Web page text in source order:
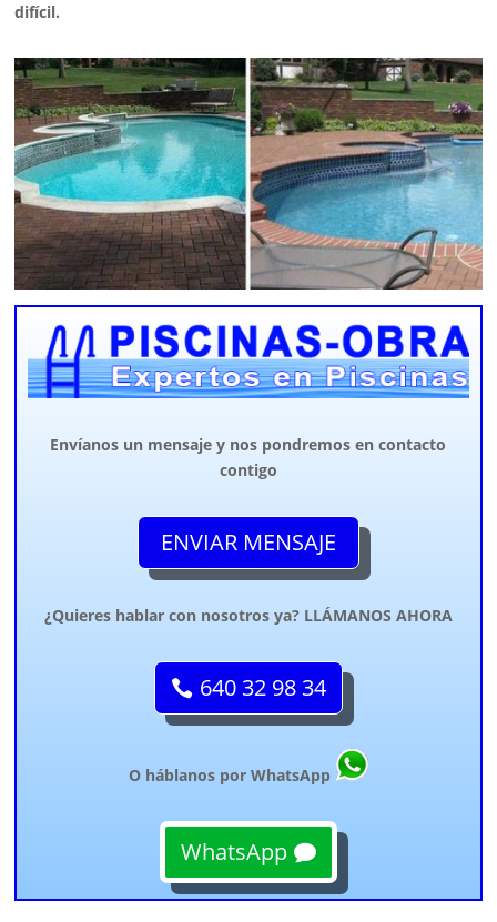
difícil.
Envíanos un mensaje y nos pondremos en contacto
contigo
ENVIAR MENSAJE
¿Quieres hablar con nosotros ya? LLÁMANOS AHORA
640 32 98 34
O háblanos por WhatsApp
WhatsApp